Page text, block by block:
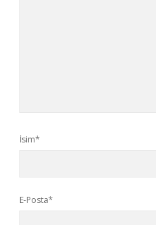
İsim*
E-Posta*